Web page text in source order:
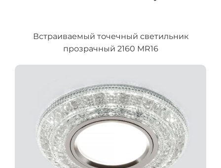
Встраиваемый точечный светильник
прозрачный 2160 MR16